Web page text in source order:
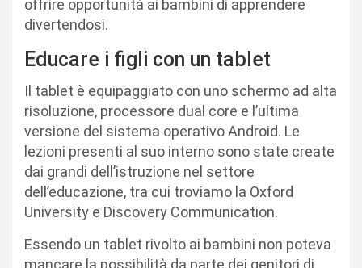
offrire opportunità ai bambini di apprendere
divertendosi.
Educare i figli con un tablet
Il tablet è equipaggiato con uno schermo ad alta
risoluzione, processore dual core e l’ultima
versione del sistema operativo Android. Le
lezioni presenti al suo interno sono state create
dai grandi dell’istruzione nel settore
dell’educazione, tra cui troviamo la Oxford
University e Discovery Communication.
Essendo un tablet rivolto ai bambini non poteva
mancare la possibilità da parte dei genitori di